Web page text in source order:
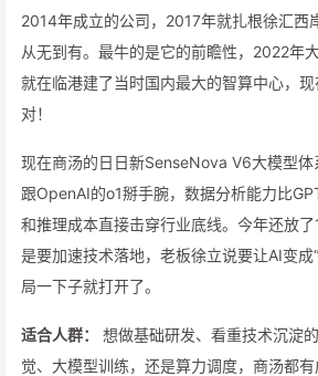
2014年成立的公司，2017年就扎根徐汇西
从无到有。最牛的是它的前瞻性，2022年
就在临港建了当时国内最大的智算中心，
对！
现在商汤的日日新SenseNova V6大模型
跟OpenAI的o1掰手腕，数据分析能力比
和推理成本直接击穿行业底线。今年还放
是要加速技术落地，老板徐立说要让AI变成
局一下子就打开了。
适合人群：
想做基础研发、看重技术沉淀
觉、大模型训练，还是算力调度，商汤都